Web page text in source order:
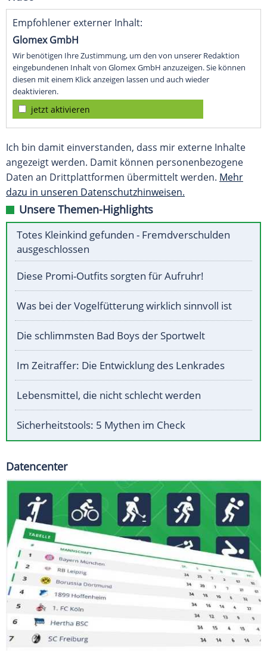
Empfohlener externer Inhalt:
Glomex GmbH
Wir benötigen Ihre Zustimmung, um den von unserer Redaktion
eingebundenen Inhalt von Glomex GmbH anzuzeigen. Sie können
diesen mit einem Klick anzeigen lassen und auch wieder
deaktivieren.
jetzt aktivieren
Ich bin damit einverstanden, dass mir externe Inhalte
angezeigt werden. Damit können personenbezogene
Daten an Drittplattformen übermittelt werden. Mehr
dazu in unseren Datenschutzhinweisen.
Unsere Themen-Highlights
Totes Kleinkind gefunden - Fremdverschulden
ausgeschlossen
Diese Promi-Outfits sorgten für Aufruhr!
Was bei der Vogelfütterung wirklich sinnvoll ist
Die schlimmsten Bad Boys der Sportwelt
Im Zeitraffer: Die Entwicklung des Lenkrades
Lebensmittel, die nicht schlecht werden
Sicherheitstools: 5 Mythen im Check
Datencenter